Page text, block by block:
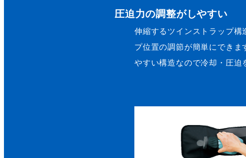
圧迫力の調整がしやすい
伸縮するツインストラップ構
プ位置の調節が簡単にできま
やすい構造なので冷却・圧迫